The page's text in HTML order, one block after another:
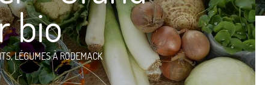
bio
LÉGUMESÀ RODEMACK